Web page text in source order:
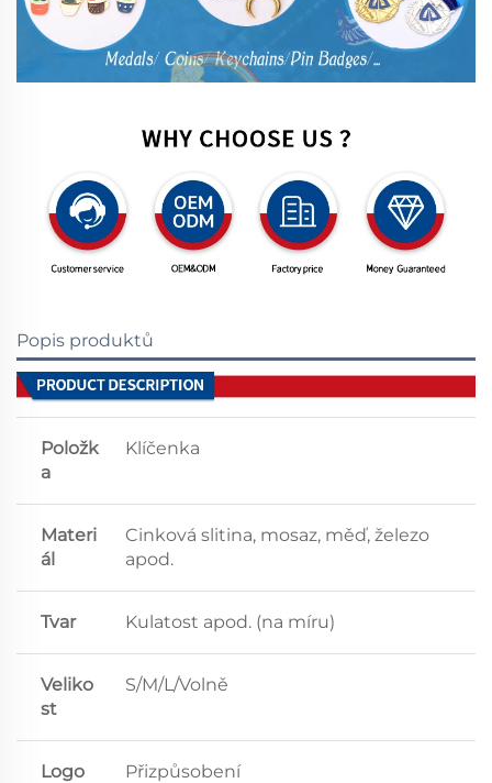
Popis produktů
Položk
a
Klíčenka
Materi
ál
Cinková slitina, mosaz, měď, železo
apod.
Tvar Kulatost apod. (na míru)
Veliko
st
S/M/L/Volně
Logo Přizpůsobení